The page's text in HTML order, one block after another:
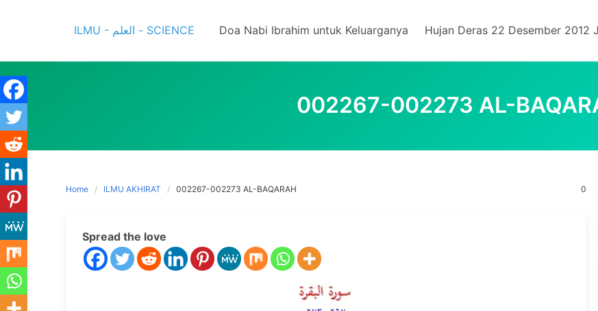
ILMU - العلم - SCIENCE Doa Nabi Ibrahim untuk Keluarganya Hujan Deras 22 Desember 2012
002267-002273 AL-
Home ILMU AKHIRAT 002267-002273 AL-BAQARAH 0
Spread the love